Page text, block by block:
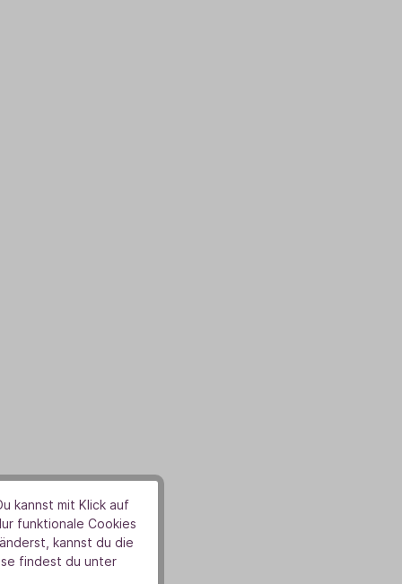
kannst mit Klick auf
funktionale Cookies
kannst du die
findest du unter